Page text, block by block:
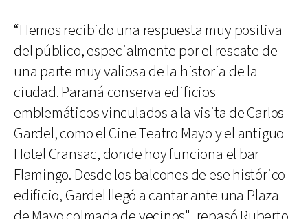
“Hemos recibido una respuesta muy positiva
del público, especialmente por el rescate de
una parte muy valiosa de la historia de la
ciudad. Paraná conserva edificios
emblemáticos vinculados a la visita de Carlos
Gardel, como el Cine Teatro Mayo y el antiguo
Hotel Cransac, donde hoy funciona el bar
Flamingo. Desde los balcones de ese histórico
edificio, Gardel llegó a cantar ante una Plaza